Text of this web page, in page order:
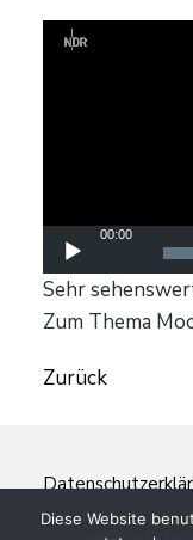
Video-
00:00
Sehr
Zum Thema
Zurück
Impressum/
Diese Website